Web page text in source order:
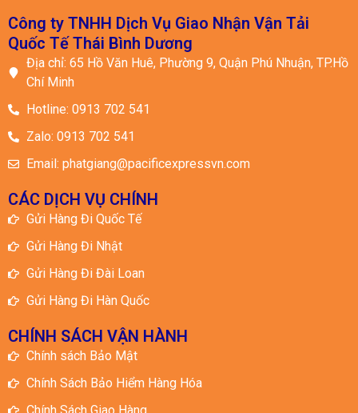
Chính sách Bảo Mật
Chính Sách Bảo Hiểm Hàng Hóa
Chính Sách Giao Hàng
by Kiến vàng Media